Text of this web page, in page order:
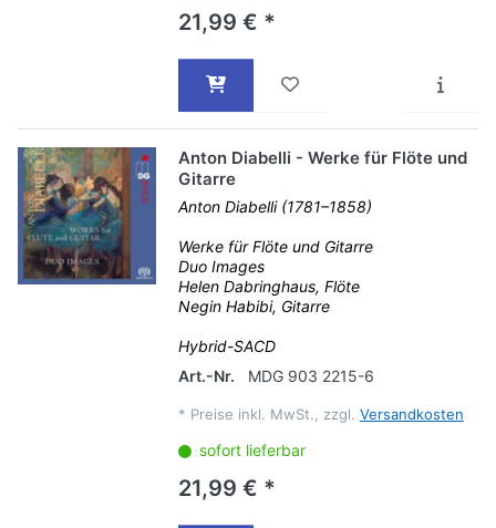
21,99 € *
Anton Diabelli - Werke für Flöte und
Gitarre
Anton Diabelli (1781–1858)
Werke für Flöte und Gitarre
Duo Images
Helen Dabringhaus, Flöte
Negin Habibi, Gitarre
Hybrid-SACD
Art.-Nr.
MDG 903 2215-6
* Preise inkl. MwSt., zzgl. Versandkosten
sofort lieferbar
21,99 € *